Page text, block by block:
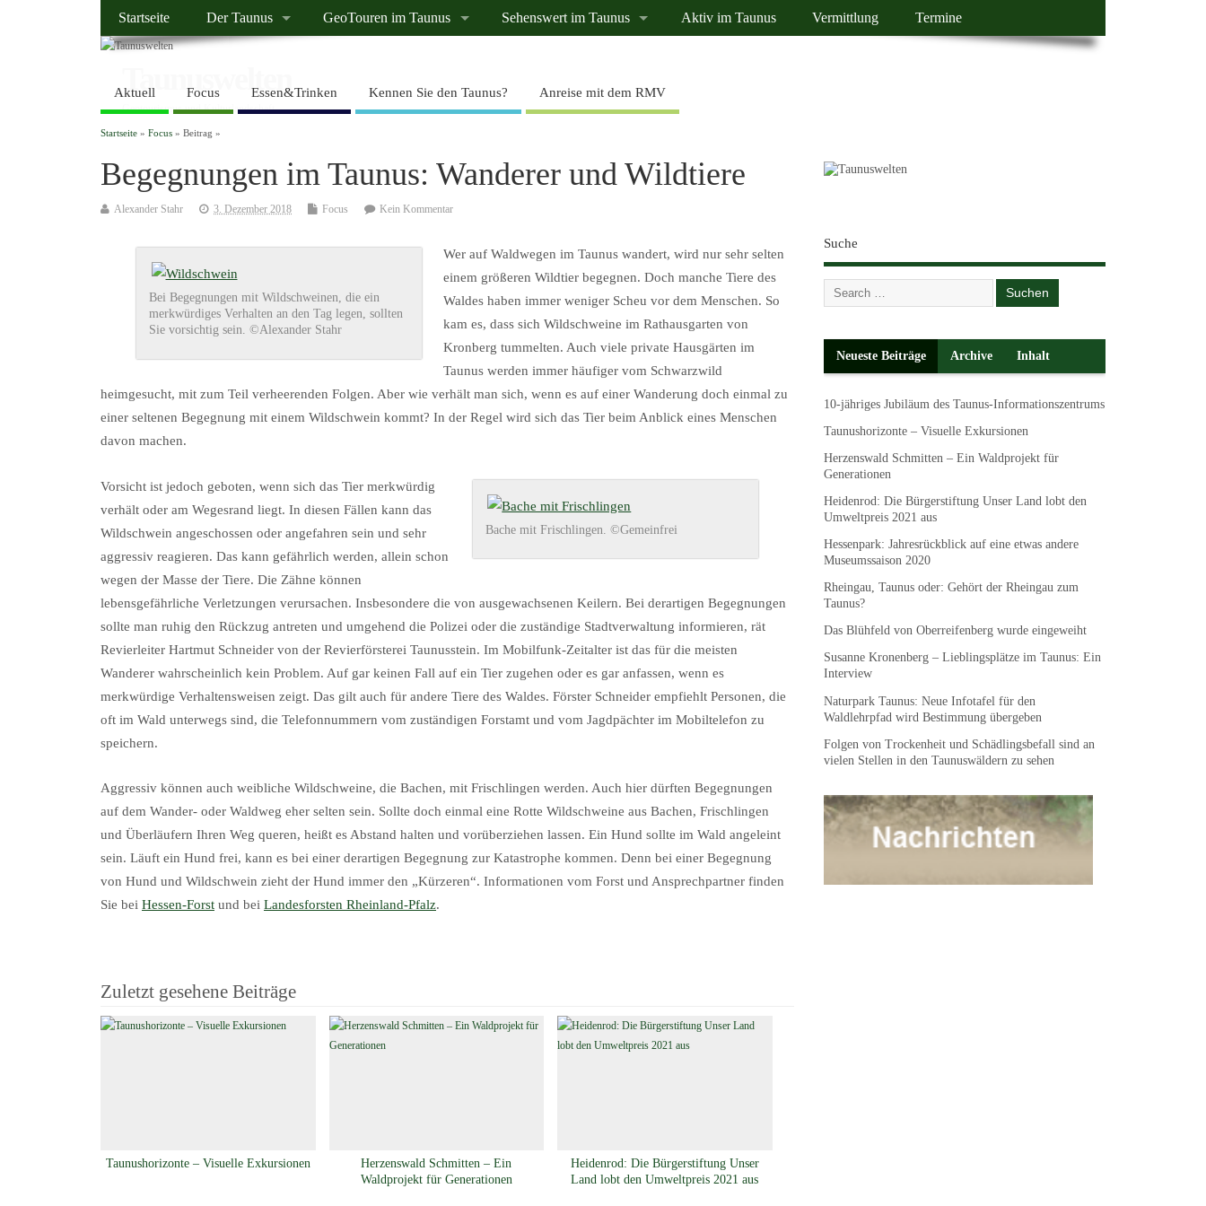
Startseite Der Taunus GeoTouren im Taunus Sehenswert im Taunus Aktiv im Taunus Vermittlung Termine
Taunuswelten
Geotourismus und Kulturlandschaft
Aktuell Focus Essen&Trinken Kennen Sie den Taunus? Anreise mit dem RMV
Startseite » Focus » Beitrag »
Begegnungen im Taunus: Wanderer und Wildtiere
Alexander Stahr 3. Dezember 2018 Focus Kein Kommentar
Bei Begegnungen mit Wildschweinen, die ein
merkwürdiges Verhalten an den Tag legen, sollten
Sie vorsichtig sein. ©Alexander Stahr
Wer auf Waldwegen im Taunus wandert, wird nur sehr selten
einem größeren Wildtier begegnen. Doch manche Tiere des
Waldes haben immer weniger Scheu vor dem Menschen. So
kam es, dass sich Wildschweine im Rathausgarten von
Kronberg tummelten. Auch viele private Hausgärten im
Taunus werden immer häufiger vom Schwarzwild
heimgesucht, mit zum Teil verheerenden Folgen. Aber wie verhält man sich, wenn es auf einer Wanderung doch einmal zu
einer seltenen Begegnung mit einem Wildschwein kommt? In der Regel wird sich das Tier beim Anblick eines Menschen
davon machen.
Bache mit Frischlingen. ©Gemeinfrei
Vorsicht ist jedoch geboten, wenn sich das Tier merkwürdig
verhält oder am Wegesrand liegt. In diesen Fällen kann das
Wildschwein angeschossen oder angefahren sein und sehr
aggressiv reagieren. Das kann gefährlich werden, allein schon
wegen der Masse der Tiere. Die Zähne können
lebensgefährliche Verletzungen verursachen. Insbesondere die von ausgewachsenen Keilern. Bei derartigen Begegnungen
sollte man ruhig den Rückzug antreten und umgehend die Polizei oder die zuständige Stadtverwaltung informieren, rät
Revierleiter Hartmut Schneider von der Revierförsterei Taunusstein. Im Mobilfunk-Zeitalter ist das für die meisten
Wanderer wahrscheinlich kein Problem. Auf gar keinen Fall auf ein Tier zugehen oder es gar anfassen, wenn es
merkwürdige Verhaltensweisen zeigt. Das gilt auch für andere Tiere des Waldes. Förster Schneider empfiehlt Personen, die
oft im Wald unterwegs sind, die Telefonnummern vom zuständigen Forstamt und vom Jagdpächter im Mobiltelefon zu
speichern.
Aggressiv können auch weibliche Wildschweine, die Bachen, mit Frischlingen werden. Auch hier dürften Begegnungen
auf dem Wander- oder Waldweg eher selten sein. Sollte doch einmal eine Rotte Wildschweine aus Bachen, Frischlingen
und Überläufern Ihren Weg queren, heißt es Abstand halten und vorüberziehen lassen. Ein Hund sollte im Wald angeleint
sein. Läuft ein Hund frei, kann es bei einer derartigen Begegnung zur Katastrophe kommen. Denn bei einer Begegnung
von Hund und Wildschwein zieht der Hund immer den „Kürzeren“. Informationen vom Forst und Ansprechpartner finden
Sie bei Hessen-Forst und bei Landesforsten Rheinland-Pfalz.
Zuletzt gesehene Beiträge
Taunushorizonte – Visuelle Exkursionen
Herzenswald Schmitten – Ein
Waldprojekt für Generationen
Heidenrod: Die Bürgerstiftung Unser
Land lobt den Umweltpreis 2021 aus
Suche
Neueste Beiträge Archive Inhalt
10-jähriges Jubiläum des Taunus-Informationszentrums
Taunushorizonte – Visuelle Exkursionen
Herzenswald Schmitten – Ein Waldprojekt für
Generationen
Heidenrod: Die Bürgerstiftung Unser Land lobt den
Umweltpreis 2021 aus
Hessenpark: Jahresrückblick auf eine etwas andere
Museumssaison 2020
Rheingau, Taunus oder: Gehört der Rheingau zum
Taunus?
Das Blühfeld von Oberreifenberg wurde eingeweiht
Susanne Kronenberg – Lieblingsplätze im Taunus: Ein
Interview
Naturpark Taunus: Neue Infotafel für den
Waldlehrpfad wird Bestimmung übergeben
Folgen von Trockenheit und Schädlingsbefall sind an
vielen Stellen in den Taunuswäldern zu sehen